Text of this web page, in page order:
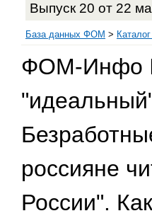
Выпуск 20 от 22
База данных ФОМ >
ФОМ-Инфо №
россияне
России".